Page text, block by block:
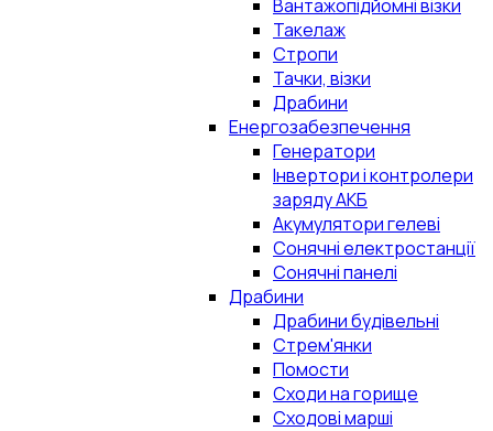
Вантажопідйомні візки
Такелаж
Стропи
Тачки, візки
Драбини
Енергозабезпечення
Генератори
Інвертори і контролери
заряду АКБ
Акумулятори гелеві
Сонячні електростанції
Сонячні панелі
Драбини
Драбини будівельні
Стрем'янки
Помости
Сходи на горище
Сходові марші